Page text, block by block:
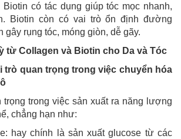
Biotin có tác dụng giúp tóc mọc nhanh,
Biotin còn có vai trò ổn định đường
gây rụng tóc, móng giòn, dễ gãy.
từ Collagen và Biotin cho Da và Tóc
trò quan trọng trong việc chuyển hóa
trọng trong việc sản xuất ra năng lượng
chẳng hạn như:
hay chính là sản xuất glucose từ các